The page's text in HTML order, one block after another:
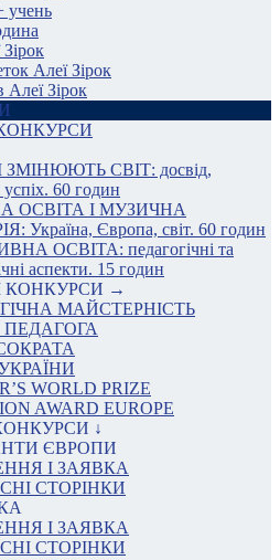
учень
Алеї Зірок
Алеї Зірок
СВІТ: досвід,
успіх. 60 годин
ОСВІТА І МУЗИЧНА
Україна, Європа, світ. 60 годин
ОСВІТА: педагогічні та
аспекти. 15 годин
КОНКУРСИ →
МАЙСТЕРНІСТЬ
WORLD PRIZE
AWARD EUROPE
↓
ЄВРОПИ
І ЗАЯВКА
СТОРІНКИ
І ЗАЯВКА
СТОРІНКИ